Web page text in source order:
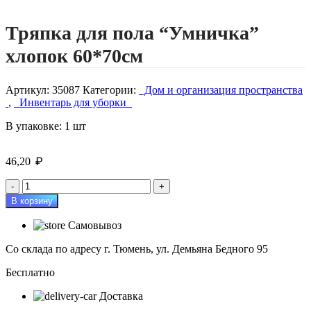
Тряпка для пола “Умничка”
хлопок 60*70см
Артикул: 35087 Категории:
Дом и организация пространства
,
Инвентарь для уборки
В упаковке: 1 шт
46,20 ₽
Количество
товара
Тряпка
для
пола
"Умничка"
60*70см
В корзину
Самовывоз
Со склада по адресу г. Тюмень, ул. Демьяна Бедного 95
Бесплатно
Доставка